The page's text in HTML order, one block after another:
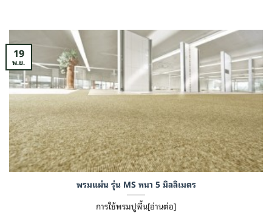
พรมแผ่น รุ่น MS หนา 5 มิลลิเมตร
การใช้พรมปูพื้น[อ่านต่อ]
19
พ.ย.